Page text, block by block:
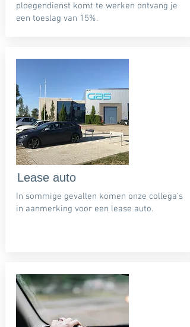
ploegendienst komt te werken ontvang je
een toeslag van 15%.
Lease auto
In sommige gevallen komen onze collega's
in aanmerking voor een lease auto.